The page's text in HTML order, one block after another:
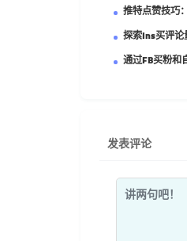
推特点赞技巧
探索Ins买评
通过FB买粉和
发表评论